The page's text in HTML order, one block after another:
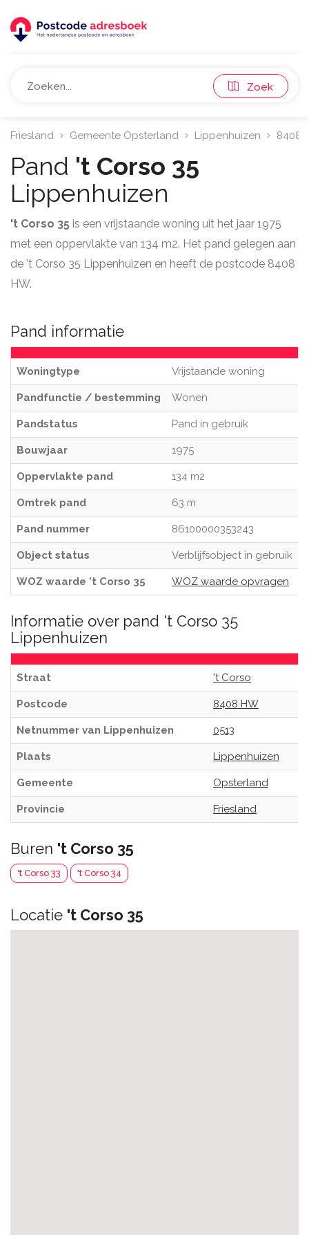
Zoek
Friesland Gemeente Opsterland Lippenhuizen 8408
Pand 't Corso 35
Lippenhuizen
't Corso 35 is een vrijstaande woning uit het jaar 1975
met een oppervlakte van 134 m2. Het pand gelegen aan
de 't Corso 35 Lippenhuizen en heeft de postcode 8408
HW.
Pand informatie
Woningtype Vrijstaande woning
Pandfunctie / bestemming Wonen
Pandstatus Pand in gebruik
Bouwjaar 1975
Oppervlakte pand 134 m2
Omtrek pand 63 m
Pand nummer 86100000353243
Object status Verblijfsobject in gebruik
WOZ waarde 't Corso 35 WOZ waarde opvragen
Informatie over pand 't Corso 35
Lippenhuizen
Straat 't Corso
Postcode 8408 HW
Netnummer van Lippenhuizen 0513
Plaats Lippenhuizen
Gemeente Opsterland
Provincie Friesland
Buren 't Corso 35
't Corso 33 't Corso 34
Locatie 't Corso 35